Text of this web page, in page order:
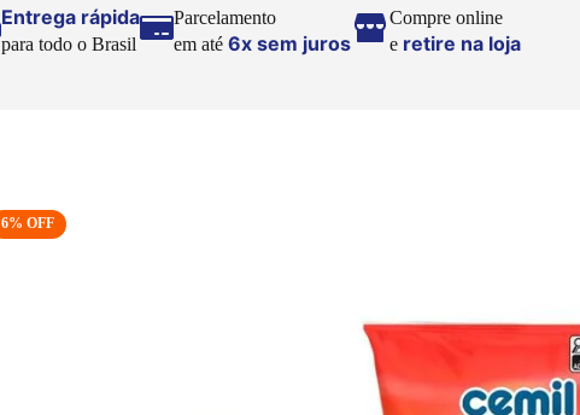
Entrega rápida
para todo o Brasil
Parcelamento
em até 6x sem juros
Compre online
e retire na loja
6% OFF